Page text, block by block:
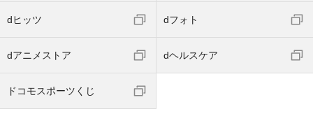
dヒッツ dフォト
dアニメストア dヘルスケア
ドコモスポーツくじ